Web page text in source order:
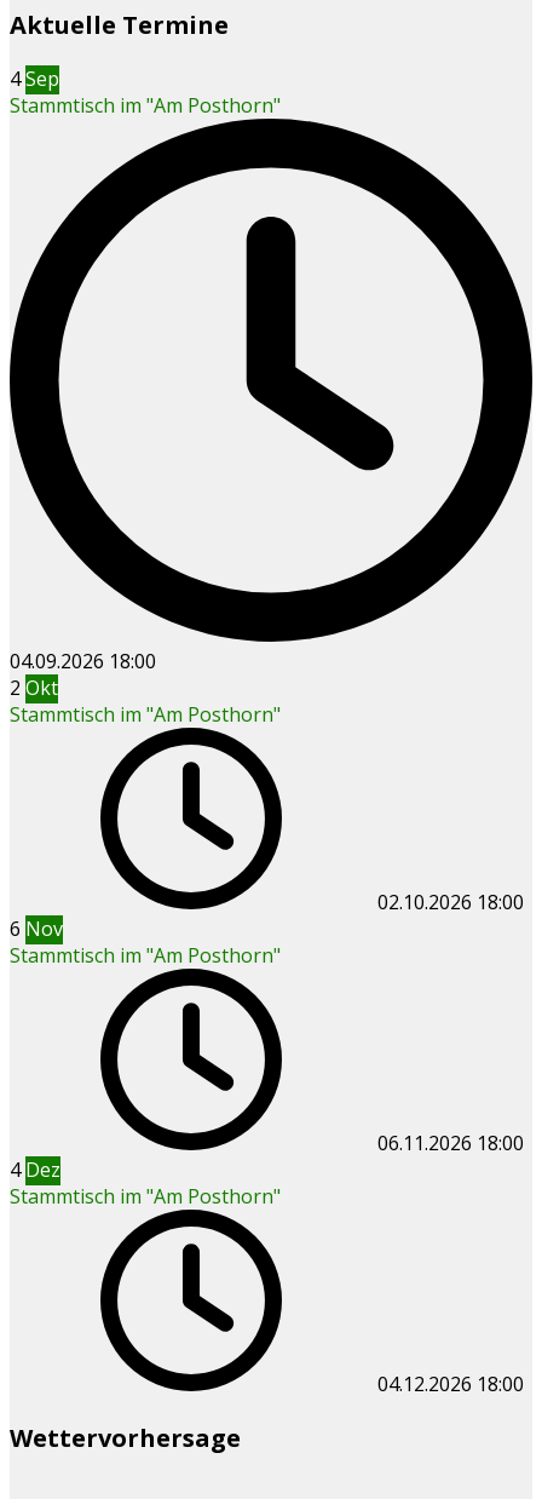
Aktuelle Termine
4Sep
Stammtisch im "Am Posthorn"
04.09.2026 18:00
2 Okt
Stammtisch im "Am Posthorn"
02.10.2026 18:00
6 Nov
Stammtisch im "Am Posthorn"
06.11.2026 18:00
4 Dez
Stammtisch im "Am Posthorn"
04.12.2026 18:00
Wettervorhersage